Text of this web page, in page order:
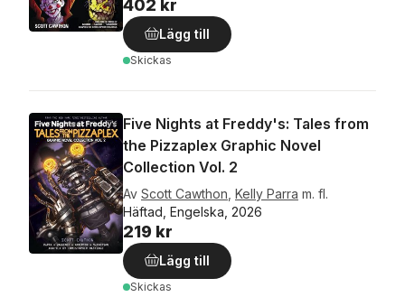
402 kr
Lägg till
Skickas
Five Nights at Freddy's: Tales from
the Pizzaplex Graphic Novel
Collection Vol. 2
Av Scott Cawthon Kelly Parra m. fl.
Häftad, Engelska, 2026
219 kr
Lägg till
Skickas